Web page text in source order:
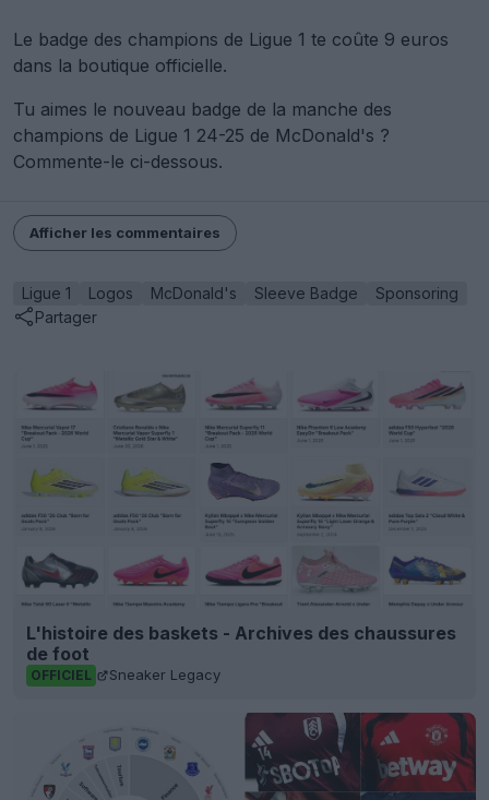
Le badge des champions de Ligue 1 te coûte 9 euros
dans la boutique officielle.
Tu aimes le nouveau badge de la manche des
champions de Ligue 1 24-25 de McDonald's ?
Commente-le ci-dessous.
Afficher les commentaires
Ligue 1 Logos McDonald's Sleeve Badge
Sponsoring
Partager
L'histoire des baskets - Archives des chaussures
de foot
OFFICIEL Sneaker Legacy